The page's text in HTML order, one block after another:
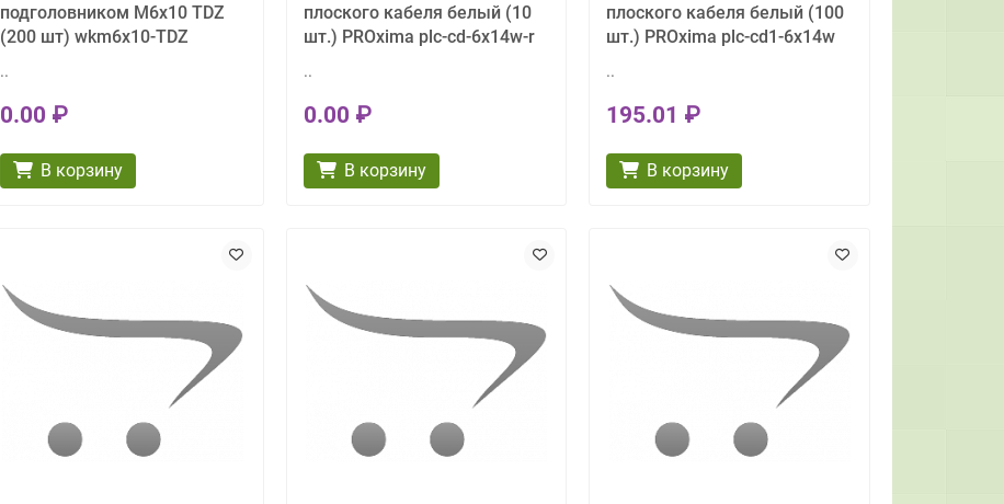
подголовником М6х10 TDZ
(200 шт) wkm6x10-TDZ
..
0.00 ₽
В корзину
плоского кабеля белый (10
шт.) PROxima plc-cd-6x14w-r
..
0.00 ₽
В корзину
плоского кабеля белый (100
шт.) PROxima plc-cd1-6x14w
..
195.01 ₽
В корзину